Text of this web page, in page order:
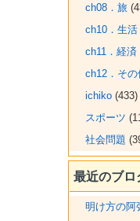
ch08．旅
ch10．生活
ch11．経済
ch12．その
ichiko(433)
スポーツ
社会問題
最近のブロ
明け方の阿